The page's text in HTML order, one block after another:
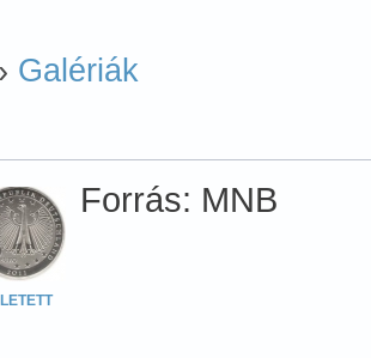
Galériák
Forrás: MNB